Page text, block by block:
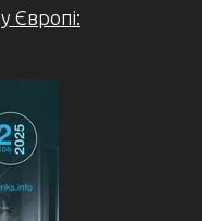
Європі: